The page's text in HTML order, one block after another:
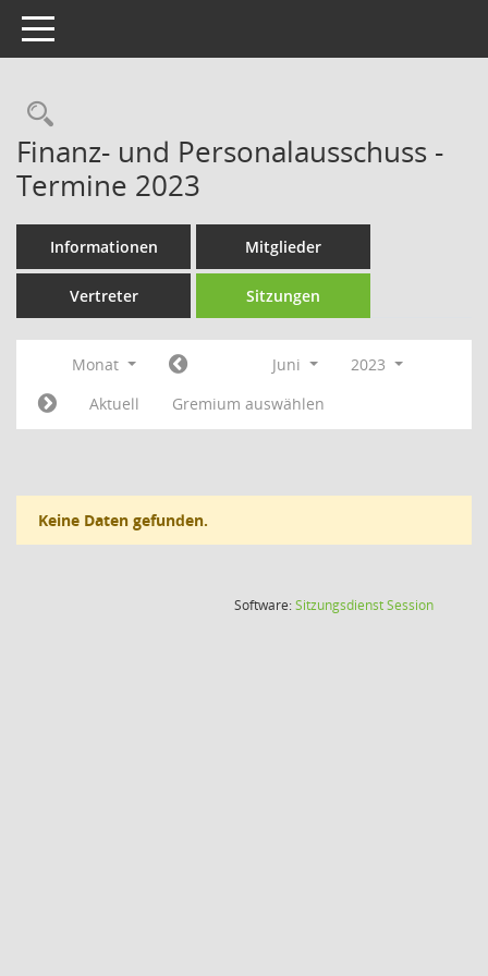
Toggle navigation
Rechercheauswahl
Finanz- und Personalausschuss -
Termine 2023
Informationen Mitglieder
Vertreter Sitzungen
Monat Juni
2023
Aktuell
Gremium auswählen
Keine Daten gefunden.
Software:SitzungsdienstSession(Wird in